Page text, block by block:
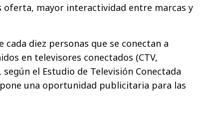
oferta, mayor interactividad entre marcas y
cada diez personas que se conectan a
en televisores conectados (CTV,
según el Estudio de Televisión Conectada
una oportunidad publicitaria para las